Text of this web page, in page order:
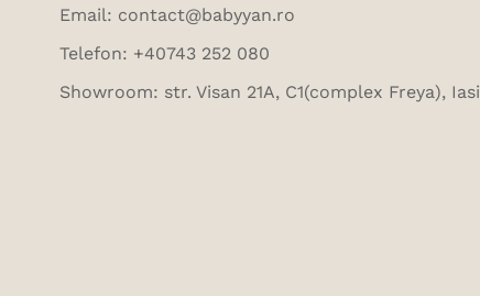
Email: contact@babyyan.ro
Telefon: +40743 252 080
Showroom: str. Visan 21A, C1(complex Freya), Iasi